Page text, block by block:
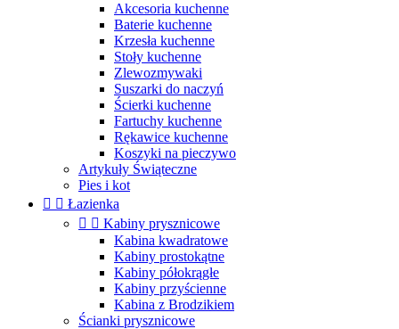
Akcesoria kuchenne
Baterie kuchenne
Krzesła kuchenne
Stoły kuchenne
Zlewozmywaki
Suszarki do naczyń
Ścierki kuchenne
Fartuchy kuchenne
Rękawice kuchenne
Koszyki na pieczywo
Artykuły Świąteczne
Pies i kot
  Łazienka
  Kabiny prysznicowe
Kabina kwadratowe
Kabiny prostokątne
Kabiny półokrągłe
Kabiny przyścienne
Kabina z Brodzikiem
Ścianki prysznicowe